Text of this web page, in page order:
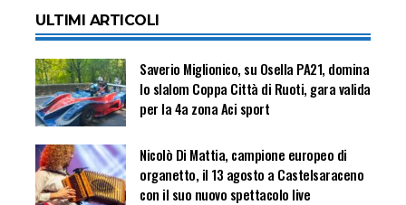
ULTIMI ARTICOLI
Saverio Miglionico, su Osella PA21, domina
lo slalom Coppa Città di Ruoti, gara valida
per la 4a zona Aci sport
Nicolò Di Mattia, campione europeo di
organetto, il 13 agosto a Castelsaraceno
con il suo nuovo spettacolo live